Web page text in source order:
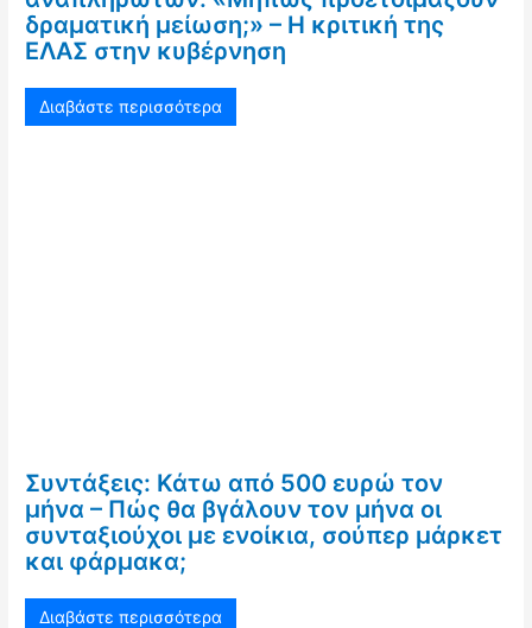
δραματική μείωση;» – Η κριτική της
ΕΛΑΣ στην κυβέρνηση
Διαβάστε περισσότερα
Συντάξεις: Κάτω από 500 ευρώ τον
μήνα – Πώς θα βγάλουν τον μήνα οι
συνταξιούχοι με ενοίκια, σούπερ μάρκετ
και φάρμακα;
Διαβάστε περισσότερα